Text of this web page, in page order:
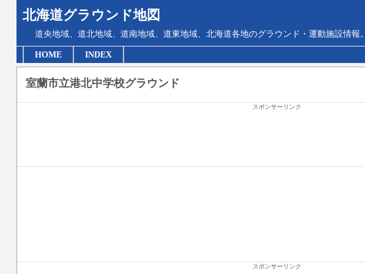
北海道グラウンド地図
道央地域、道北地域、道南地域、道東地域、北海道各地のグラウンド・運動施設情報。
HOME INDEX
室蘭市立港北中学校グラウンド
スポンサーリンク
スポンサーリンク